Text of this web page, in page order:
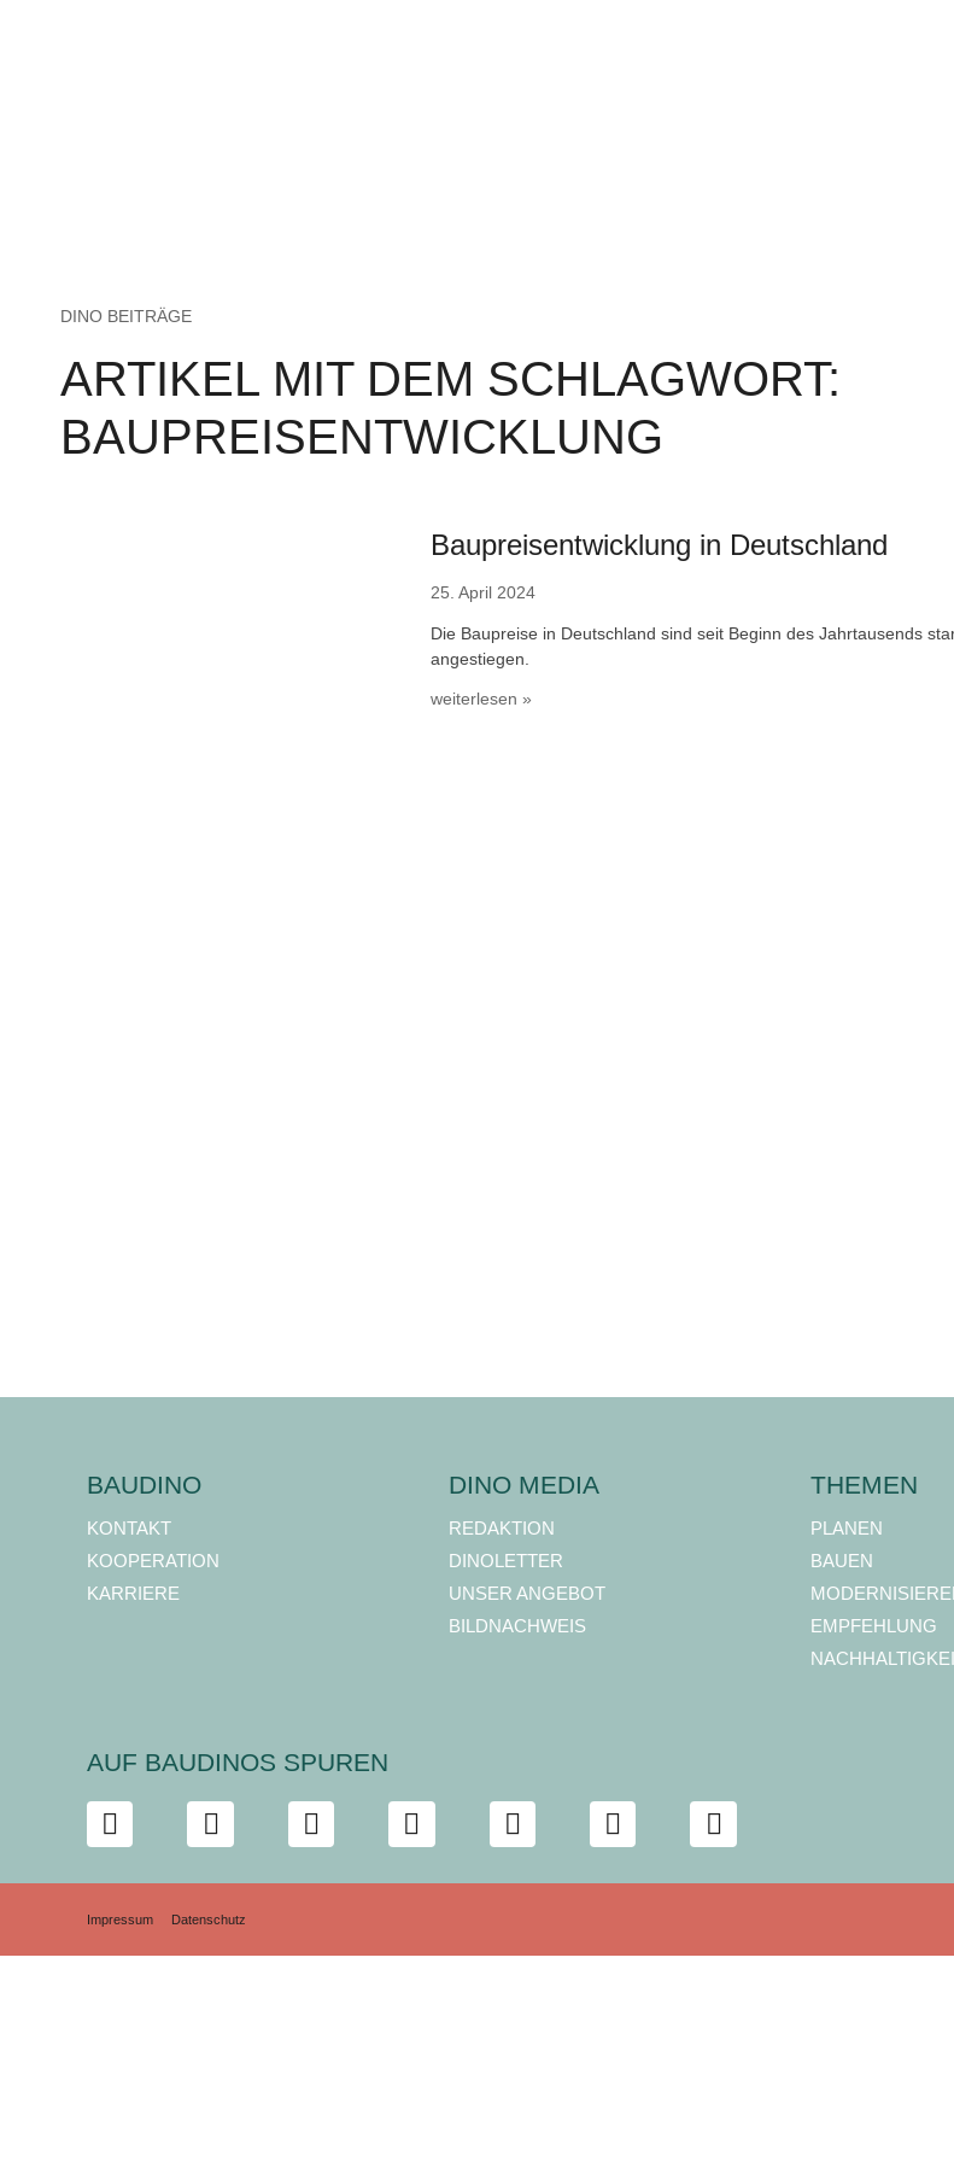
DINO BEITRÄGE
ARTIKEL MIT DEM SCHLAGWORT:
BAUPREISENTWICKLUNG
Baupreisentwicklung in Deutschland
25. April 2024
Die Baupreise in Deutschland sind seit Beginn des Jahrtausends
angestiegen.
weiterlesen »
BAUDINO
KONTAKT
KOOPERATION
KARRIERE
DINO MEDIA
REDAKTION
DINOLETTER
UNSER ANGEBOT
BILDNACHWEIS
THEMEN
PLANEN
BAUEN
EMPFEHLUNG
AUF BAUDINOS SPUREN
Impressum Datenschutz